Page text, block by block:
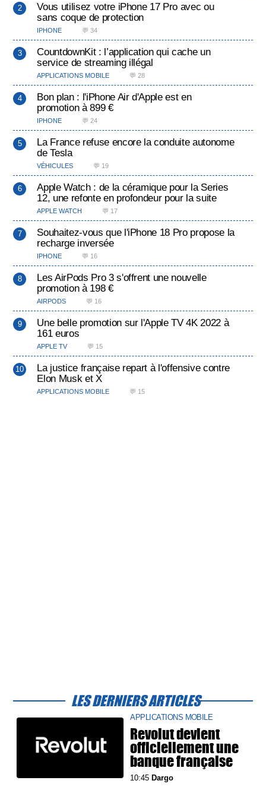
Vous utilisez votre iPhone 17 Pro avec ou
sans coque de protection
IPHONE 💬 34
CountdownKit : l’application qui cache un
service de streaming illégal
APPLICATIONS MOBILE 💬 28
Bon plan : l'iPhone Air d'Apple est en
promotion à 899 €
IPHONE 💬 24
La France refuse encore la conduite autonome
de Tesla
VÉHICULES 💬 19
Apple Watch : de la céramique pour la Series
12, une refonte en profondeur pour la suite
APPLE WATCH 💬 17
Souhaitez-vous que l'iPhone 18 Pro propose la
recharge inversée
IPHONE 💬 16
Les AirPods Pro 3 s'offrent une nouvelle
promotion à 198 €
AIRPODS 💬 16
Une belle promotion sur l'Apple TV 4K 2022 à
161 euros
APPLE TV 💬 15
La justice française repart à l'offensive contre
Elon Musk et X
APPLICATIONS MOBILE 💬 15
LES DERNIERS ARTICLES
APPLICATIONS MOBILE
Revolut devient
officiellement une
banque française
10:45 Dargo